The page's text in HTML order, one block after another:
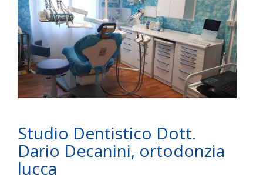
Studio Dentistico Dott.
Dario Decanini, ortodonzia
lucca